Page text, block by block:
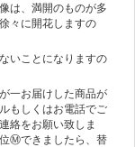
は、満開のものが多
々に開花しますの
いことになりますの
一お届けした商品が
もしくはお電話でご
絡をお願い致しま
Ⓜできましたら、替